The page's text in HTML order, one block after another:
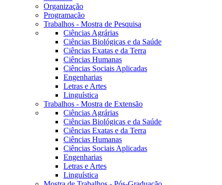
Organização
Programação
Trabalhos - Mostra de Pesquisa
Ciências Agrárias
Ciências Biológicas e da Saúde
Ciências Exatas e da Terra
Ciências Humanas
Ciências Sociais Aplicadas
Engenharias
Letras e Artes
Linguística
Trabalhos - Mostra de Extensão
Ciências Agrárias
Ciências Biológicas e da Saúde
Ciências Exatas e da Terra
Ciências Humanas
Ciências Sociais Aplicadas
Engenharias
Letras e Artes
Linguística